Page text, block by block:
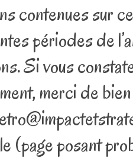
contenues sur
périodes de
Si vous
merci de
(page posant